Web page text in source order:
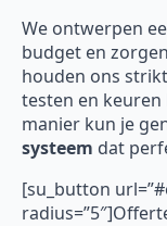
We ontwerpen
budget en
houden ons
testen en
manier kun je
systeem dat
[su_button